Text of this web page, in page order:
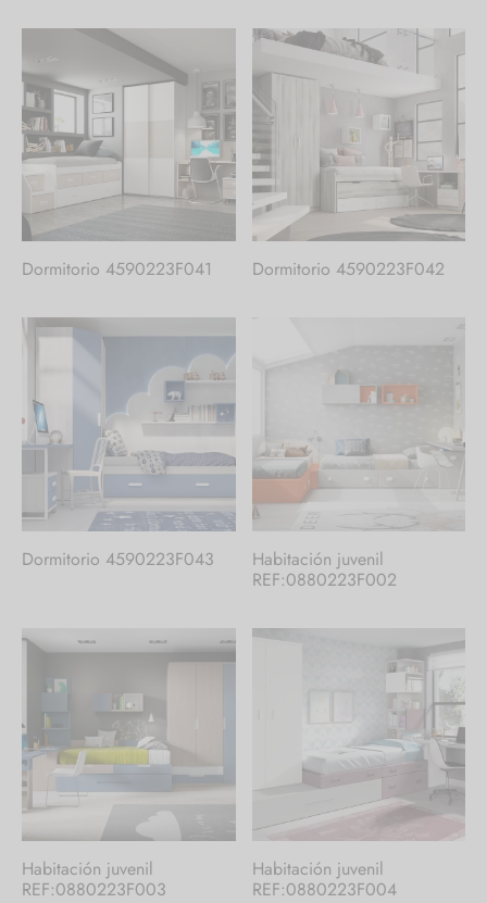
Dormitorio 4590223F041 Dormitorio 4590223F042
Dormitorio 4590223F043
Habitación juvenil
REF:0880223F002
Habitación juvenil
REF:0880223F003
Habitación juvenil
REF:0880223F004